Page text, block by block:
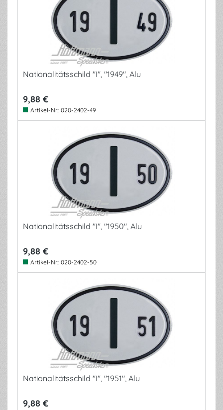
Nationalitätsschild "I", "1949", Alu
9,88 €
Artikel-Nr.: 020-2402-49
Nationalitätsschild "I", "1950", Alu
9,88 €
Artikel-Nr.: 020-2402-50
Nationalitätsschild "I", "1951", Alu
9,88 €